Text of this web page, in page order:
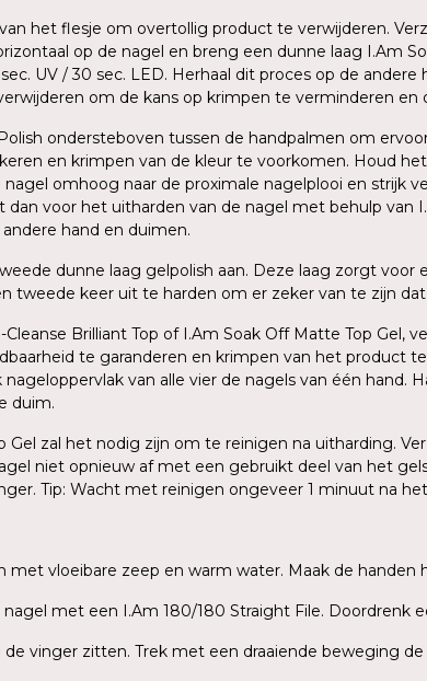
het flesje om overtollig product te verwijderen.
op de nagel en breng een dunne laag I.Am
UV / 30 sec. LED. Herhaal dit proces op de
om de kans op krimpen te verminderen en
ondersteboven tussen de handpalmen om
en krimpen van de kleur te voorkomen. Houd
omhoog naar de proximale nagelplooi en strijk
voor het uitharden van de nagel met behulp van
hand en duimen.
dunne laag gelpolish aan. Deze laag zorgt
tweede keer uit te harden om er zeker van te zijn
Cleanse Brilliant Top of I.Am Soak Off Matte Top
te garanderen en krimpen van het product
nageloppervlak van alle vier de nagels van één
duim.
Gel zal het nodig zijn om te reinigen na uitharding.
niet opnieuw af met een gebruikt deel van het
Tip: Wacht met reinigen ongeveer 1 minuut na
met vloeibare zeep en warm water. Maak de
met een I.Am 180/180 Straight File.
vinger zitten. Trek met een draaiende beweging